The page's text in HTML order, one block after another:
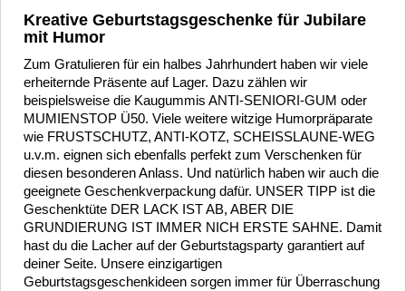
Kreative Geburtstagsgeschenke für Jubilare
mit Humor
Zum Gratulieren für ein halbes Jahrhundert haben wir viele
erheiternde Präsente auf Lager. Dazu zählen wir
beispielsweise die Kaugummis ANTI-SENIORI-GUM oder
MUMIENSTOP Ü50. Viele weitere witzige Humorpräparate
wie FRUSTSCHUTZ, ANTI-KOTZ, SCHEISSLAUNE-WEG
u.v.m. eignen sich ebenfalls perfekt zum Verschenken für
diesen besonderen Anlass. Und natürlich haben wir auch die
geeignete Geschenkverpackung dafür. UNSER TIPP ist die
Geschenktüte DER LACK IST AB, ABER DIE
GRUNDIERUNG IST IMMER NICH ERSTE SAHNE. Damit
hast du die Lacher auf der Geburtstagsparty garantiert auf
deiner Seite. Unsere einzigartigen
Geburtstagsgeschenkideen sorgen immer für Überraschung